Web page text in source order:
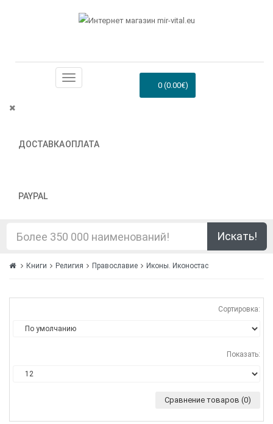
ДОСТАВКАОПЛАТА
PAYPAL
0 (0.00€)
Искать!
Книги Религия Православие Иконы. Иконостас
Сортировка:
Показать:
Сравнение товаров (0)